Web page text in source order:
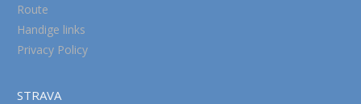
Route
Handige links
Privacy Policy
STRAVA